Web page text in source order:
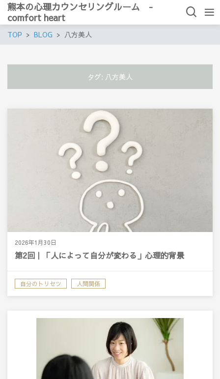
熊本の心理カウンセリングルーム -
comfort heart
TOP BLOG 八方美人
タグ: 八方美人
2026年1月30日
第2回｜「人によって自分が変わる」心理的背景
自分のトリセツ 人間関係